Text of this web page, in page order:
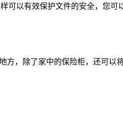
可以有效保护文件的安全，您
方，除了家中的保险柜，还可以